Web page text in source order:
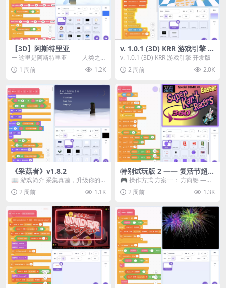
【3D】阿斯特里亚
ー 这里是阿斯特里亚 —— 人类之
罪与未来希望交汇之地 📖 游戏简
介 《阿斯特里...
1 周前 1.2K
v. 1.0.1 (3D) KRR 游戏引擎 开
发版
v. 1.0.1 (3D) KRR 游戏引擎 开发版
2 周前
2.0K
《采菇者》v1.8.2
📖 游戏简介 采集真菌，升级你的
机体，并前往未知领域探索。 这是
一款静谧的探索冒...
2 周前 1.1K
特别试玩版 2 —— 复活节超级
卡丁车赛
🎮 操作方式 方案一： 方向键 ——
移动 Z —— 跳跃 / 漂移 方案二： ...
2 周前 1.3K